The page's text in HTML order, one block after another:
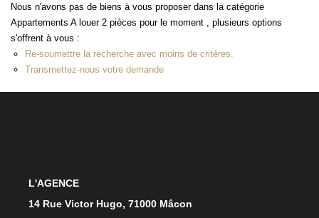
Budget max Plus de critères
Nous n'avons pas de biens à vous proposer dans la catégorie
Appartements A louer 2 pièces pour le moment , plusieurs options
s'offrent à vous :
Re-soumettre la recherche avec moins de critères.
Transmettez-nous votre demande
L'AGENCE
14 Rue Victor Hugo, 71000 Mâcon